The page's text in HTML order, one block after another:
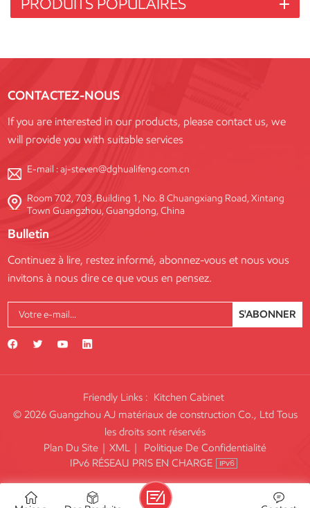
PRODUITS POPULAIRES
CONTACTEZ-NOUS
If you are interested in our products, please contact us, we
will provide you with suitable services
E-mail :aj-steven@dghualifeng.com.cn
Room 702, 703, Building 1, No. 8 Chuangxiang Road, Xintang
Town Guangzhou, Guangdong, China
Bulletin
Continuez à lire, restez informé, abonnez-vous et nous vous
invitons à nous dire ce que vous en pensez.
S'ABONNER
Friendly Links : Kitchen Cabinet
© 2026 Guangzhou AJ matériaux de construction Co., Ltd Tous
les droits sont réservés
Plan Du Site | XML |
Politique De Confidentialité
IPv6 RÉSEAU PRIS EN CHARGE